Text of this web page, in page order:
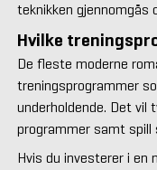
teknikken gjennomgås
Hvilke
De fleste moderne
treningsprogrammer
underholdende. Det
programmer samt spill
Hvis du investerer i en